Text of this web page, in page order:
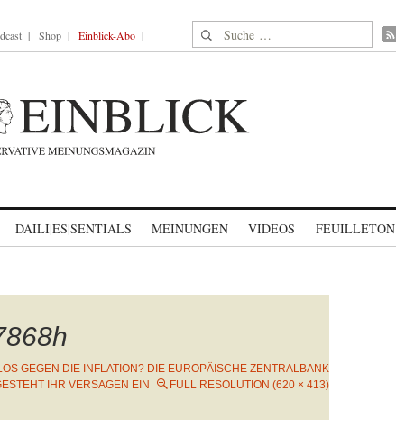
Shop Einblick-Abo Suche nach:
DAILI|ES|SENTIALS MEINUNGEN VIDEOS FEUILLETON
GEGEN DIE INFLATION? DIE EUROPÄISCHE ZENTRALBANK
IHR VERSAGEN EIN
FULL RESOLUTION (620 × 413)